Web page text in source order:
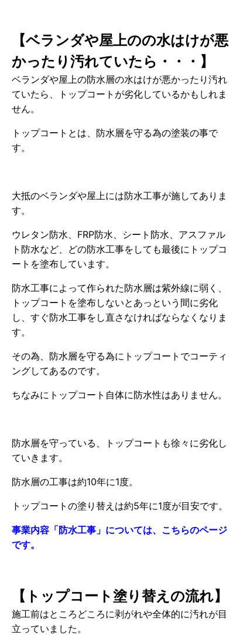
【ベランダや屋上のの水はけが悪
かったり汚れていたら・・・】
ベランダや屋上の防水層の水はけが悪かったり汚れ
ていたら、トップコートが劣化しているかもしれま
せん。
トップコートとは、防水層を守る為の塗装の事で
す。
大抵のベランダや屋上には防水工事が施してありま
す。
ウレタン防水、FRP防水、シート防水、アスファル
ト防水など、どの防水工事をしても最後にトップコ
ートを塗布しています。
防水工事によって作られた防水層は紫外線に弱く、
トップコートを塗布しないとあっという間に劣化
し、すぐ防水工事をし直さなければならなくなりま
す。
その為、防水層を守る為にトップコートでコーティ
ングしてあるのです。
ちなみにトップコート自体に防水性はありません。
防水層を守っている、トップコートも徐々に劣化し
ていきます。
防水層の工事は約10年に1度。
トップコートの塗り替えは約5年に1度が目安です。
事業内容「防水工事」については、こちらのページ
です。
【トップコート塗り替えの流れ】
施工前はところどころに剥がれや全体的に汚れが目
立っていました。